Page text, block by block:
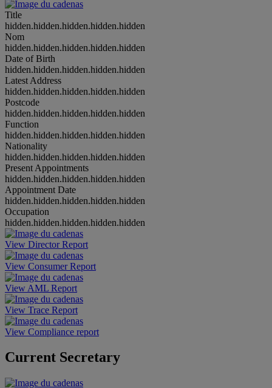
Title
hidden.hidden.hidden.hidden.hidden
Nom
hidden.hidden.hidden.hidden.hidden
Date of Birth
hidden.hidden.hidden.hidden.hidden
Latest Address
hidden.hidden.hidden.hidden.hidden
Postcode
hidden.hidden.hidden.hidden.hidden
Function
hidden.hidden.hidden.hidden.hidden
Nationality
hidden.hidden.hidden.hidden.hidden
Present Appointments
hidden.hidden.hidden.hidden.hidden
Appointment Date
hidden.hidden.hidden.hidden.hidden
Occupation
hidden.hidden.hidden.hidden.hidden
View Director Report
View Consumer Report
View AML Report
View Trace Report
View Compliance report
Current Secretary